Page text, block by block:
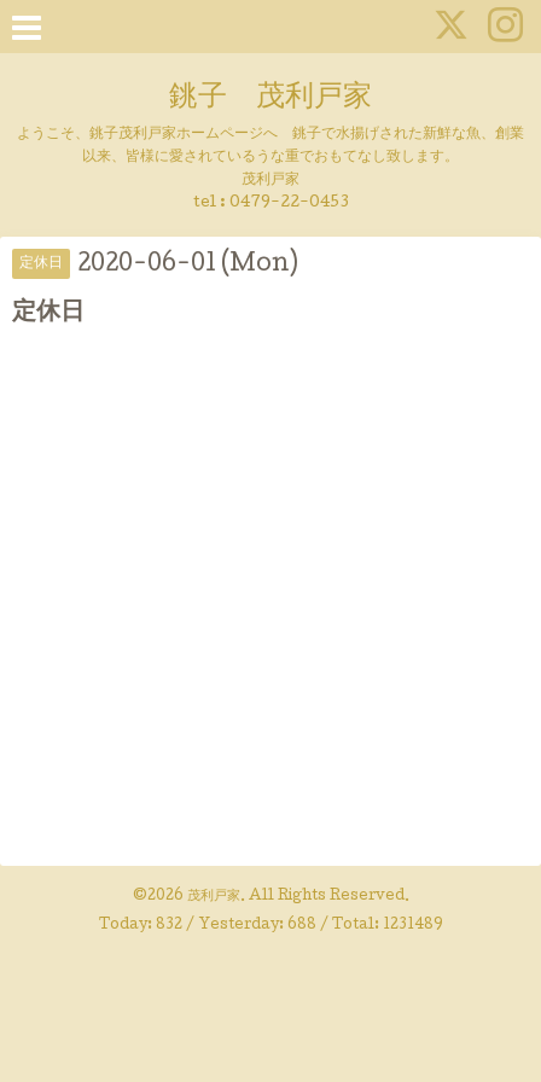
銚子 茂利戸家
ようこそ、銚子茂利戸家ホームページへ 銚子で水揚げされた新鮮な魚、創業
以来、皆様に愛されているうな重でおもてなし致します。
茂利戸家
tel : 0479-22-0453
定休日 2020-06-01 (Mon)
定休日
©2026 茂利戸家. All Rights Reserved.
Today: 832/ Yesterday: 688 / Total: 1231489